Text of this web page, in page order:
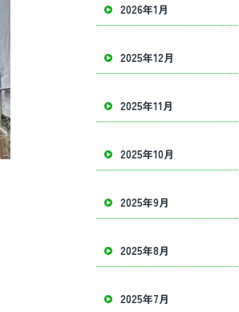
2026年1月
2025年12月
2025年11月
2025年10月
2025年9月
2025年8月
2025年7月